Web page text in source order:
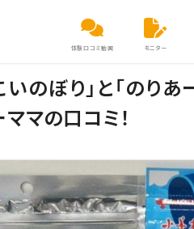
体験口コミ動画 モニター
いのぼり」と「のり
マの口コミ！